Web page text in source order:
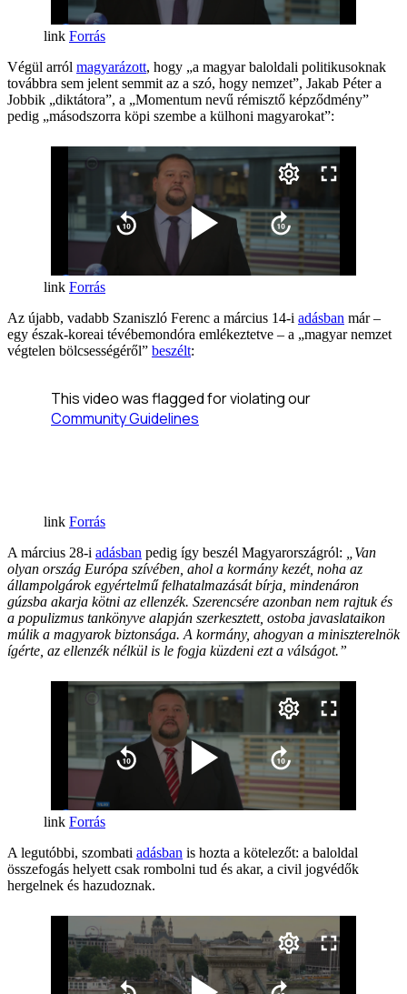
Forrás
Végül arról magyarázott, hogy „a magyar baloldali politikusoknak
továbbra sem jelent semmit az a szó, hogy nemzet”, Jakab Péter a
Jobbik „diktátora”, a „Momentum nevű rémisztő képződmény”
pedig „másodszorra köpi szembe a külhoni magyarokat”:
Forrás
Az újabb, vadabb Szaniszló Ferenc a március 14-i adásban már –
egy észak-koreai tévébemondóra emlékeztetve – a „magyar nemzet
végtelen bölcsességéről” beszélt:
Forrás
A március 28-i adásban pedig így beszél Magyarországról:
„Van
olyan ország Európa szívében, ahol a kormány kezét, noha az
állampolgárok egyértelmű felhatalmazását bírja, mindenáron
gúzsba akarja kötni az ellenzék. Szerencsére azonban nem rajtuk és
a populizmus tankönyve alapján szerkesztett, ostoba javaslataikon
múlik a magyarok biztonsága. A kormány, ahogyan a miniszterelnök
ígérte, az ellenzék nélkül is le fogja küzdeni ezt a válságot.”
Forrás
A legutóbbi, szombati adásban is hozta a kötelezőt: a baloldal
összefogás helyett csak rombolni tud és akar, a civil jogvédők
hergelnek és hazudoznak.